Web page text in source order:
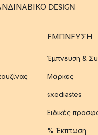
DESIGN
ΈΜΠΝΕΥΣΗ
Έμπνευση &
Μάρκες
sxediastes
Ειδικές
% Έκπτωση